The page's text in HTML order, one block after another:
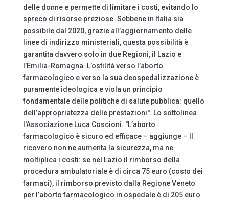
delle donne e permette di limitare i costi, evitando lo
spreco di risorse preziose. Sebbene in Italia sia
possibile dal 2020, grazie all’aggiornamento delle
linee di indirizzo ministeriali, questa possibilità è
garantita davvero solo in due Regioni, il Lazio e
l’Emilia-Romagna. L’ostilità verso l’aborto
farmacologico e verso la sua deospedalizzazione è
puramente ideologica e viola un principio
fondamentale delle politiche di salute pubblica: quello
dell’appropriatezza delle prestazioni''. Lo sottolinea
l'Associazione Luca Coscioni. ''L’aborto
farmacologico è sicuro ed efficace – aggiunge – Il
ricovero non ne aumenta la sicurezza, ma ne
moltiplica i costi: se nel Lazio il rimborso della
procedura ambulatoriale è di circa 75 euro (costo dei
farmaci), il rimborso previsto dalla Regione Veneto
per l’aborto farmacologico in ospedale è di 205 euro